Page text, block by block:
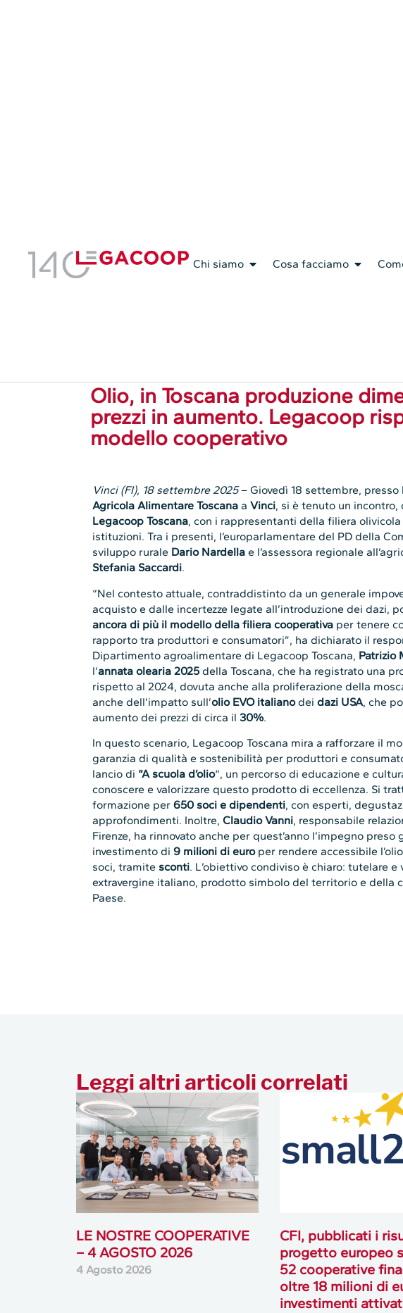
Olio, in Toscana produzione
prezzi in aumento. Legacoop
modello cooperativo
Vinci (FI), 18 settembre 2025– Giovedì 18 settembre, presso
Agricola Alimentare Toscana aVinci, si è tenuto un incontro,
Legacoop Toscana, con i rappresentanti della filiera olivicola
istituzioni. Tra i presenti, l’europarlamentare del PD della
sviluppo rurale Dario Nardella e l’assessora regionale
Stefania Saccardi.
“Nel contesto attuale, contraddistinto da un generale
acquisto e dalle incertezze legate all’introduzione dei dazi,
ancora di più il modello della filiera cooperativa per tenere
rapporto tra produttori e consumatori”, ha dichiarato il
Dipartimento agroalimentare di Legacoop Toscana, Patrizio
l’annata olearia 2025della Toscana, che ha registrato una
rispetto al 2024, dovuta anche alla proliferazione della
anche dell’impatto sull’olio EVO italianodeidazi USA, che
aumento dei prezzi di circa il 30%.
In questo scenario, Legacoop Toscana mira a rafforzare il
garanzia di qualità e sostenibilità per produttori e
lancio di “A scuola d’olio“, un percorso di educazione e
conoscere e valorizzare questo prodotto di eccellenza. Si
formazione per650 soci e dipendenti, con esperti,
approfondimenti. Inoltre,Claudio Vanni, responsabile
Firenze, ha rinnovato anche per quest’anno l’impegno preso
investimento di9 milioni di europer rendere accessibile
soci, tramite sconti. L’obiettivo condiviso è chiaro: tutelare e
extravergine italiano, prodotto simbolo del territorio e della
Paese.
Leggi altri articoli correlati
LE NOSTRE COOPERATIVE
– 4 AGOSTO 2026
4 Agosto 2026
CFI, pubblicati i
progetto europeo
52 cooperative
oltre 18 milioni di
investimenti